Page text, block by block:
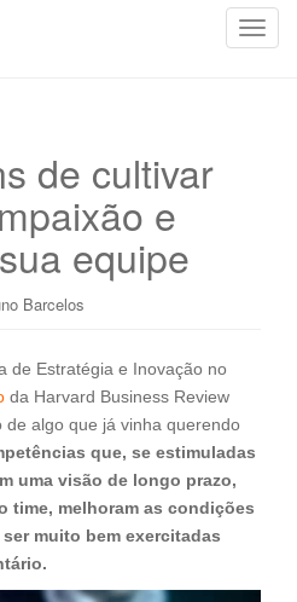
T
n
de cultivar
e
equipe
Barcelos
de Estratégia e Inovação no
da Harvard Business Review
algo que já vinha querendo
que, se estimuladas
uma visão de longo prazo,
time, melhoram as condições
muito bem exercitadas